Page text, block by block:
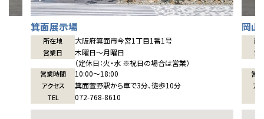
箕面展示場
所在地 大阪府箕面市今宮1丁目1番1号
営業日
木曜日〜月曜日
（定休日：火・水 ※祝日の場合は営業）
営業時間 10:00〜18:00
アクセス 箕面萱野駅から車で3分、徒歩10分
TEL 072-768-8610
岡山
所
営
営
ア